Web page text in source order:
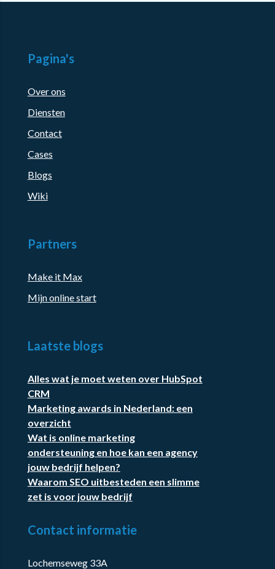
Pagina's
Over ons
Diensten
Contact
Cases
Blogs
Wiki
Partners
Make it Max
Mijn online start
Laatste blogs
Alles wat je moet weten over HubSpot
CRM
Marketing awards in Nederland: een
overzicht
Wat is online marketing
ondersteuning en hoe kan een agency
jouw bedrijf helpen?
Waarom SEO uitbesteden een slimme
zet is voor jouw bedrijf
Contact informatie
Lochemseweg 33A